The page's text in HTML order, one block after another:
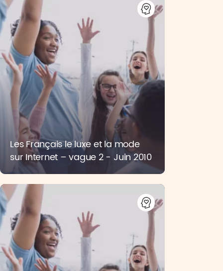
Les Français le luxe et la mode
sur Internet – vague 2 - Juin 2010